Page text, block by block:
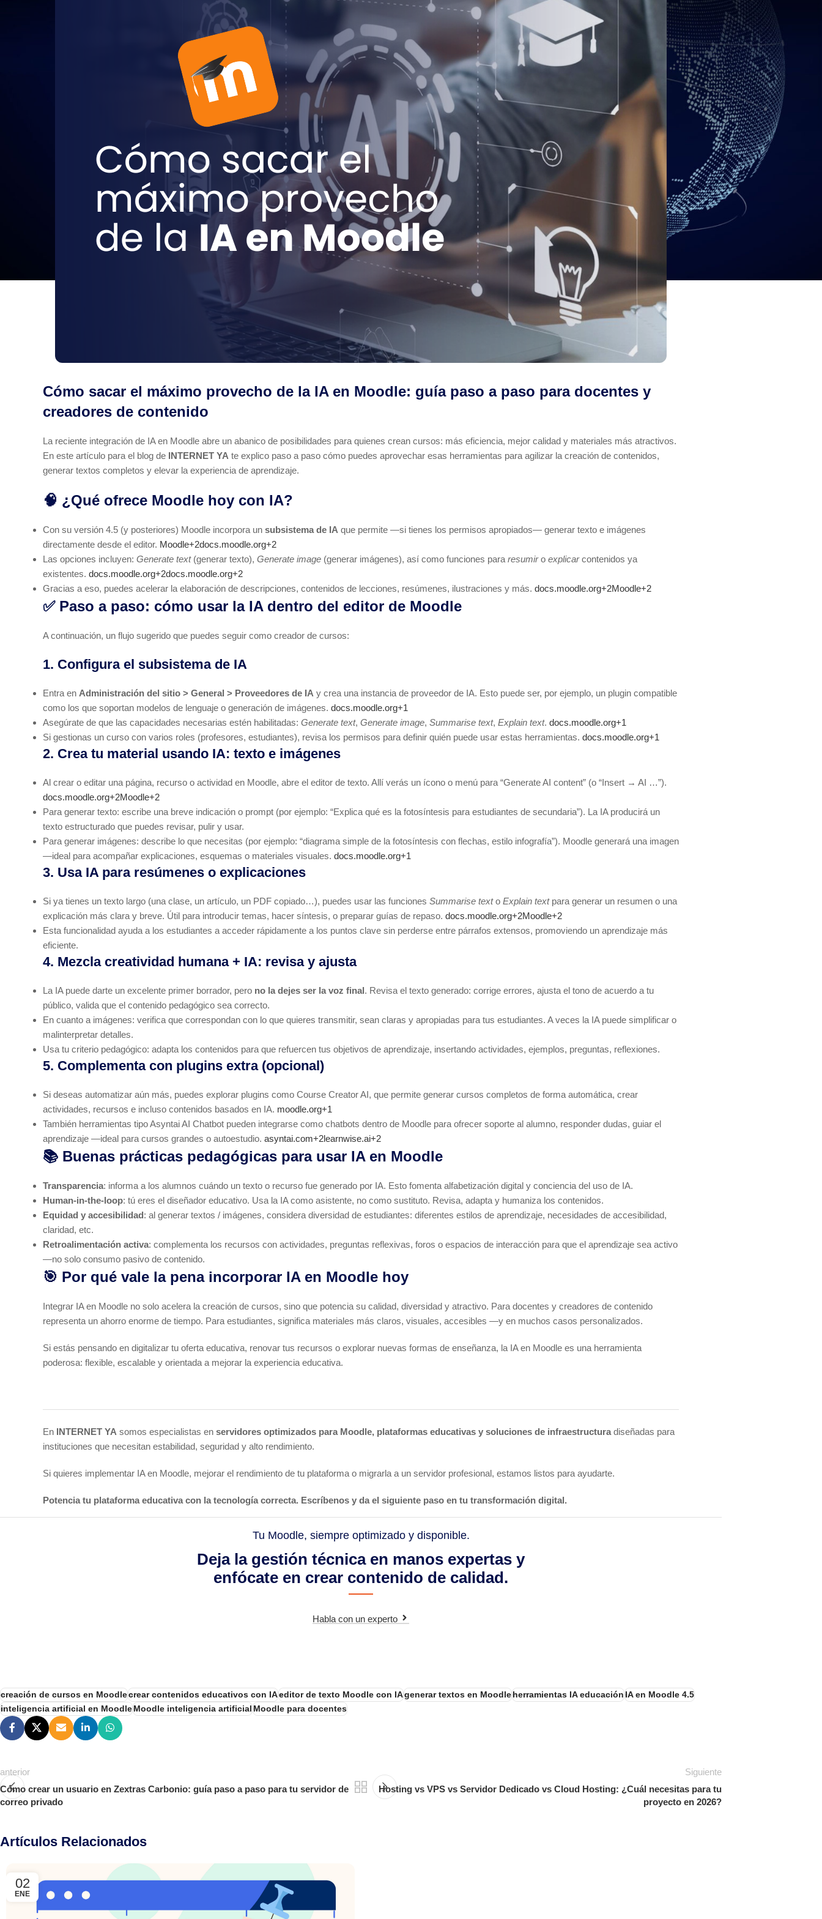
Cómo sacar el máximo provecho de la IA en Moodle: guía paso a paso para docentes y
creadores de contenido
La reciente integración de IA en Moodle abre un abanico de posibilidades para quienes crean cursos: más eficiencia, mejor calidad y materiales más atractivos.
En este artículo para el blog de INTERNET YA te explico paso a paso cómo puedes aprovechar esas herramientas para agilizar la creación de contenidos,
generar textos completos y elevar la experiencia de aprendizaje.
🧠 ¿Qué ofrece Moodle hoy con IA?
Con su versión 4.5 (y posteriores) Moodle incorpora un subsistema de IA que permite —si tienes los permisos apropiados— generar texto e imágenes
directamente desde el editor. Moodle+2docs.moodle.org+2
Las opciones incluyen: Generate text(generar texto), Generate image (generar imágenes), así como funciones para resumiro explicarcontenidos ya
existentes. docs.moodle.org+2docs.moodle.org+2
Gracias a eso, puedes acelerar la elaboración de descripciones, contenidos de lecciones, resúmenes, ilustraciones y más. docs.moodle.org+2Moodle+2
✅ Paso a paso: cómo usar la IA dentro del editor de Moodle
A continuación, un flujo sugerido que puedes seguir como creador de cursos:
1. Configura el subsistema de IA
Entra en Administración del sitio > General > Proveedores de IA y crea una instancia de proveedor de IA. Esto puede ser, por ejemplo, un plugin compatible
como los que soportan modelos de lenguaje o generación de imágenes. docs.moodle.org+1
Asegúrate de que las capacidades necesarias estén habilitadas: Generate text, Generate image, Summarise text, Explain text. docs.moodle.org+1
Si gestionas un curso con varios roles (profesores, estudiantes), revisa los permisos para definir quién puede usar estas herramientas. docs.moodle.org+1
2. Crea tu material usando IA: texto e imágenes
Al crear o editar una página, recurso o actividad en Moodle, abre el editor de texto. Allí verás un ícono o menú para “Generate AI content” (o “Insert → AI …”).
docs.moodle.org+2Moodle+2
Para generar texto: escribe una breve indicación o prompt (por ejemplo: “Explica qué es la fotosíntesis para estudiantes de secundaria”). La IA producirá un
texto estructurado que puedes revisar, pulir y usar.
Para generar imágenes: describe lo que necesitas (por ejemplo: “diagrama simple de la fotosíntesis con flechas, estilo infografía”). Moodle generará una imagen
—ideal para acompañar explicaciones, esquemas o materiales visuales. docs.moodle.org+1
3. Usa IA para resúmenes o explicaciones
Si ya tienes un texto largo (una clase, un artículo, un PDF copiado…), puedes usar las funciones Summarise texto Explain textpara generar un resumen o una
explicación más clara y breve. Útil para introducir temas, hacer síntesis, o preparar guías de repaso. docs.moodle.org+2Moodle+2
Esta funcionalidad ayuda a los estudiantes a acceder rápidamente a los puntos clave sin perderse entre párrafos extensos, promoviendo un aprendizaje más
eficiente.
4. Mezcla creatividad humana + IA: revisa y ajusta
La IA puede darte un excelente primer borrador, pero no la dejes ser la voz final. Revisa el texto generado: corrige errores, ajusta el tono de acuerdo a tu
público, valida que el contenido pedagógico sea correcto.
En cuanto a imágenes: verifica que correspondan con lo que quieres transmitir, sean claras y apropiadas para tus estudiantes. A veces la IA puede simplificar o
malinterpretar detalles.
Usa tu criterio pedagógico: adapta los contenidos para que refuercen tus objetivos de aprendizaje, insertando actividades, ejemplos, preguntas, reflexiones.
5. Complementa con plugins extra (opcional)
Si deseas automatizar aún más, puedes explorar plugins como Course Creator AI, que permite generar cursos completos de forma automática, crear
actividades, recursos e incluso contenidos basados en IA. moodle.org+1
También herramientas tipo Asyntai AI Chatbot pueden integrarse como chatbots dentro de Moodle para ofrecer soporte al alumno, responder dudas, guiar el
aprendizaje —ideal para cursos grandes o autoestudio. asyntai.com+2learnwise.ai+2
📚 Buenas prácticas pedagógicas para usar IA en Moodle
Transparencia: informa a los alumnos cuándo un texto o recurso fue generado por IA. Esto fomenta alfabetización digital y conciencia del uso de IA.
Human-in-the-loop: tú eres el diseñador educativo. Usa la IA como asistente, no como sustituto. Revisa, adapta y humaniza los contenidos.
Equidad y accesibilidad: al generar textos / imágenes, considera diversidad de estudiantes: diferentes estilos de aprendizaje, necesidades de accesibilidad,
claridad, etc.
Retroalimentación activa: complementa los recursos con actividades, preguntas reflexivas, foros o espacios de interacción para que el aprendizaje sea activo
—no solo consumo pasivo de contenido.
🎯 Por qué vale la pena incorporar IA en Moodle hoy
Integrar IA en Moodle no solo acelera la creación de cursos, sino que potencia su calidad, diversidad y atractivo. Para docentes y creadores de contenido
representa un ahorro enorme de tiempo. Para estudiantes, significa materiales más claros, visuales, accesibles —y en muchos casos personalizados.
Si estás pensando en digitalizar tu oferta educativa, renovar tus recursos o explorar nuevas formas de enseñanza, la IA en Moodle es una herramienta
poderosa: flexible, escalable y orientada a mejorar la experiencia educativa.
En INTERNET YA somos especialistas en servidores optimizados para Moodle, plataformas educativas y soluciones de infraestructura diseñadas para
instituciones que necesitan estabilidad, seguridad y alto rendimiento.
Si quieres implementar IA en Moodle, mejorar el rendimiento de tu plataforma o migrarla a un servidor profesional, estamos listos para ayudarte.
Potencia tu plataforma educativa con la tecnología correcta. Escríbenos y da el siguiente paso en tu transformación digital.
Tu Moodle, siempre optimizado y disponible.
Deja la gestión técnica en manos expertas y
enfócate en crear contenido de calidad.
Habla con un experto
creación de cursos en Moodlecrear contenidos educativos con IAeditor de texto Moodle con IAgenerar textos en Moodleherramientas IA educación IA en Moodle 4.5
inteligencia artificial en MoodleMoodle inteligencia artificial Moodle para docentes
anterior
Cómo crear un usuario en Zextras Carbonio: guía paso a paso para tu servidor de
correo privado
Siguiente
Hosting vs VPS vs Servidor Dedicado vs Cloud Hosting: ¿Cuál necesitas para tu
proyecto en 2026?
Artículos Relacionados
02
ENE